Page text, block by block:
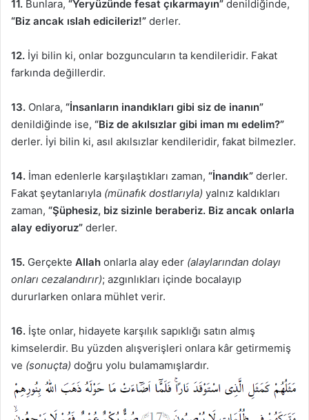
11. Bunlara, “Yeryüzünde fesat çıkarmayın” denildiğinde,
“Biz ancak ıslah edicileriz!” derler.
12. İyi bilin ki, onlar bozguncuların ta kendileridir. Fakat
farkında değillerdir.
13. Onlara, “İnsanların inandıkları gibi siz de inanın”
denildiğinde ise, “Biz de akılsızlar gibi iman mı edelim?”
derler. İyi bilin ki, asıl akılsızlar kendileridir, fakat bilmezler.
14. İman edenlerle karşılaştıkları zaman, “İnandık” derler.
Fakat şeytanlarıyla (münafık dostlarıyla) yalnız kaldıkları
zaman, “Şüphesiz, biz sizinle beraberiz. Biz ancak onlarla
alay ediyoruz” derler.
15. Gerçekte Allah onlarla alay eder (alaylarından dolayı
onları cezalandırır); azgınlıkları içinde bocalayıp
dururlarken onlara mühlet verir.
16. İşte onlar, hidayete karşılık sapıklığı satın almış
kimselerdir. Bu yüzden alışverişleri onlara kâr getirmemiş
ve (sonuçta) doğru yolu bulamamışlardır.